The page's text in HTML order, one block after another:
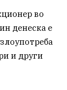
во
денеска е
и други